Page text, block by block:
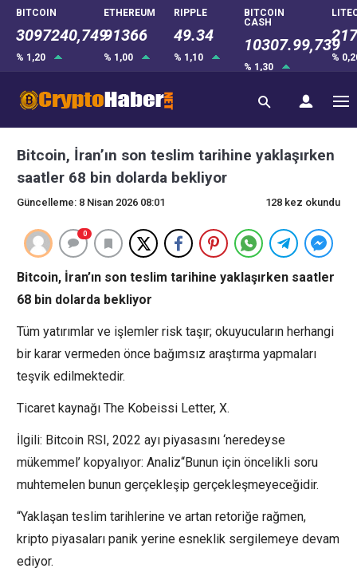
BITCOIN
3097240,749
% 1,20
ETHEREUM
91366
% 1,00
RIPPLE
49.34
% 1,10
BITCOIN
CASH
10307.99,739
% 1,30
%
Bitcoin, İran’ın son teslim tarihine yaklaşırken
saatler 68 bin dolarda bekliyor
Güncelleme: 8 Nisan 2026 08:01 128 kez okundu
0
Bitcoin, İran’ın son teslim tarihine yaklaşırken saatler
68 bin dolarda bekliyor
Tüm yatırımlar ve işlemler risk taşır; okuyucuların herhangi
bir karar vermeden önce bağımsız araştırma yapmaları
teşvik edilmektedir.
Ticaret kaynağı The Kobeissi Letter, X.
İlgili: Bitcoin RSI, 2022 ayı piyasasını ‘neredeyse
mükemmel’ kopyalıyor: Analiz“Bunun için öncelikli soru
muhtemelen bunun gerçekleşip gerçekleşmeyeceğidir.
“Yaklaşan teslim tarihlerine ve artan retoriğe rağmen,
kripto piyasaları panik yerine esneklik sergilemeye devam
ediyor.